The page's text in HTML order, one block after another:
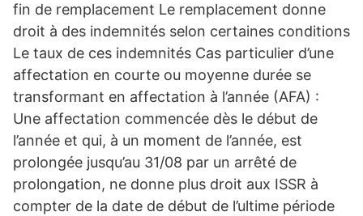
fin de remplacement Le remplacement donne
droit à des indemnités selon certaines conditions
Le taux de ces indemnités Cas particulier d’une
affectation en courte ou moyenne durée se
transformant en affectation à l’année (AFA) :
Une affectation commencée dès le début de
l’année et qui, à un moment de l’année, est
prolongée jusqu’au 31/08 par un arrêté de
prolongation, ne donne plus droit aux ISSR à
compter de la date de début de l’ultime période